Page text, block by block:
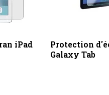
iPad
Protection
Galaxy Tab